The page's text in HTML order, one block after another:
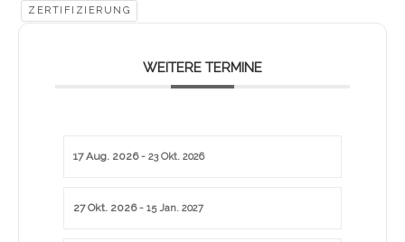
ZERTIFIZIERUNG
WEITERE TERMINE
17 Aug. 2026- 23 Okt. 2026
27 Okt. 2026- 15 Jan. 2027